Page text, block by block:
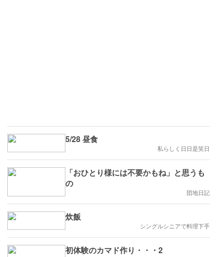
5/28 昼食
私らしく日日是笑日
「おひとり様には不要かもね」と思うも
の
団地日記
炊飯
シングルシニアで料理下手
初体験のカマド作り・・・2